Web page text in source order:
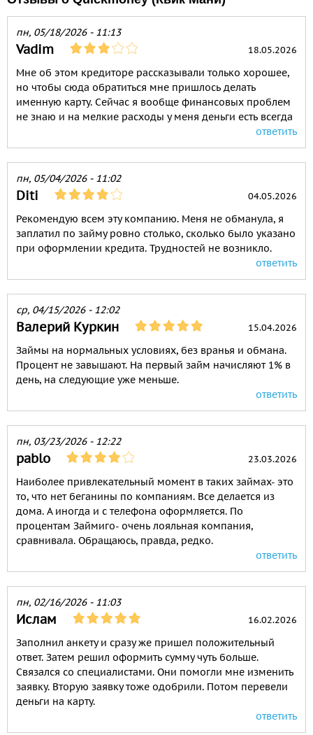
пн, 05/18/2026 - 11:13
Vadim 18.05.2026
Мне об этом кредиторе рассказывали только хорошее,
но чтобы сюда обратиться мне пришлось делать
именную карту. Сейчас я вообще финансовых проблем
не знаю и на мелкие расходы у меня деньги есть всегда
ответить
пн, 05/04/2026 - 11:02
Diti 04.05.2026
Рекомендую всем эту компанию. Меня не обманула, я
заплатил по займу ровно столько, сколько было указано
при оформлении кредита. Трудностей не возникло.
ответить
ср, 04/15/2026 - 12:02
Валерий Куркин 15.04.2026
Займы на нормальных условиях, без вранья и обмана.
Процент не завышают. На первый займ начисляют 1% в
день, на следующие уже меньше.
ответить
пн, 03/23/2026 - 12:22
pablo 23.03.2026
Наиболее привлекательный момент в таких займах- это
то, что нет беганины по компаниям. Все делается из
дома. А иногда и с телефона оформляется. По
процентам Займиго- очень лояльная компания,
сравнивала. Обращаюсь, правда, редко.
ответить
пн, 02/16/2026 - 11:03
Ислам 16.02.2026
Заполнил анкету и сразу же пришел положительный
ответ. Затем решил оформить сумму чуть больше.
Связался со специалистами. Они помогли мне изменить
заявку. Вторую заявку тоже одобрили. Потом перевели
деньги на карту.
ответить